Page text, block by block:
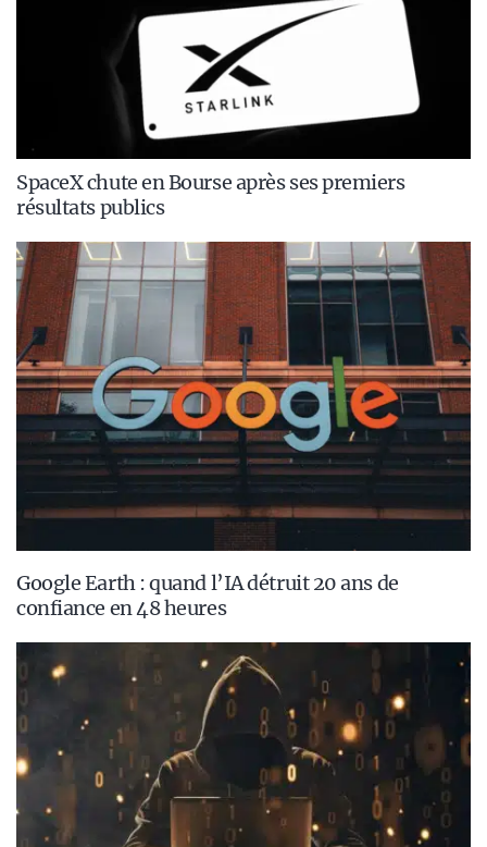
SpaceX chute en Bourse après ses premiers
résultats publics
Google Earth : quand l’IA détruit 20 ans de
confiance en 48 heures